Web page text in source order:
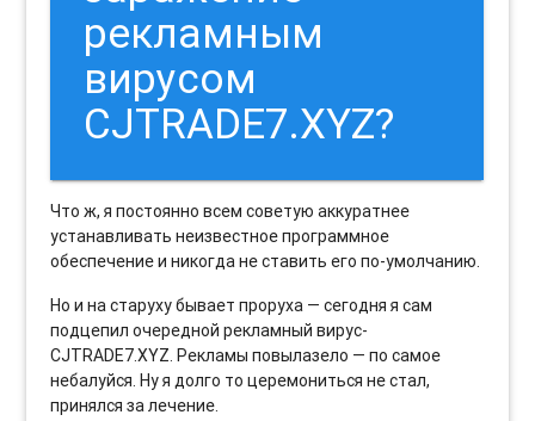
рекламным
вирусом
CJTRADE7.XYZ?
Что ж, я постоянно всем советую аккуратнее
устанавливать неизвестное программное
обеспечение и никогда не ставить его по-умолчанию.
Но и на старуху бывает проруха — сегодня я сам
подцепил очередной рекламный вирус-
CJTRADE7.XYZ. Рекламы повылазело — по самое
небалуйся. Ну я долго то церемониться не стал,
принялся за лечение.